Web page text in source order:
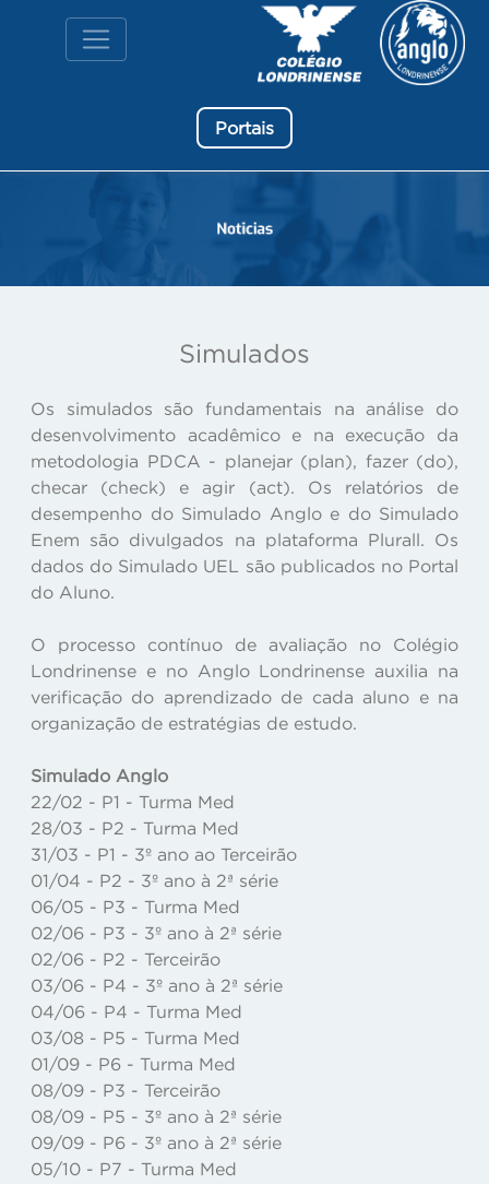
Portais
Simulados
Os simulados são fundamentais na análise do
desenvolvimento acadêmico e na execução da
metodologia PDCA - planejar (plan), fazer (do),
checar (check) e agir (act). Os relatórios de
desempenho do Simulado Anglo e do Simulado
Enem são divulgados na plataforma Plurall. Os
dados do Simulado UEL são publicados no Portal
do Aluno.
O processo contínuo de avaliação no Colégio
Londrinense e no Anglo Londrinense auxilia na
verificação do aprendizado de cada aluno e na
organização de estratégias de estudo.
Simulado Anglo
22/02 - P1 - Turma Med
28/03 - P2 - Turma Med
31/03 - P1 - 3º ano ao Terceirão
01/04 - P2 - 3º ano à 2ª série
06/05 - P3 - Turma Med
02/06 - P3 - 3º ano à 2ª série
02/06 - P2 - Terceirão
03/06 - P4 - 3º ano à 2ª série
04/06 - P4 - Turma Med
03/08 - P5 - Turma Med
01/09 - P6 - Turma Med
08/09 - P3 - Terceirão
08/09 - P5 - 3º ano à 2ª série
09/09 - P6 - 3º ano à 2ª série
05/10 - P7 - Turma Med